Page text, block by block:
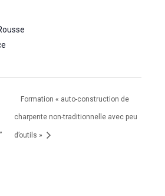
Formation « auto-construction de
charpente non-traditionnelle avec peu
d’outils »